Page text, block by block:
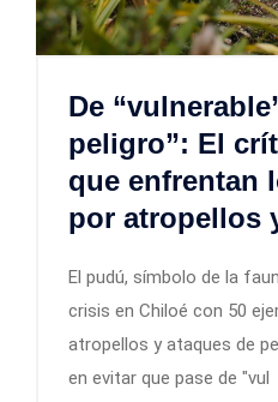
De
peligro”: El
que enfrentan
por atropellos
El pudú, símbolo de la
crisis en Chiloé con 50
atropellos y ataques de
en evitar que pase de "vul